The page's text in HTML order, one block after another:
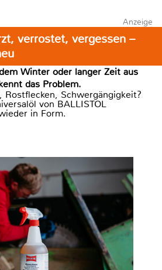
Anzeige
verrostet, vergessen –
Winter oder langer Zeit aus
das Problem.
Rostflecken, Schwergängigkeit?
von BALLISTOL
in Form.